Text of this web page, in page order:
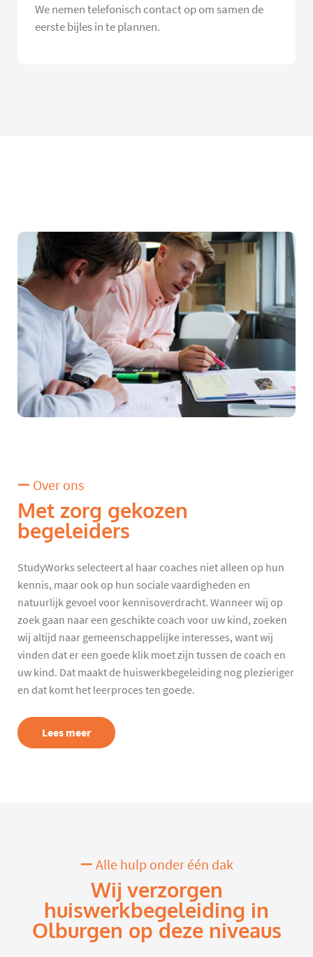
We nemen telefonisch contact op om samen de
eerste bijles in te plannen.
Over ons
Met zorg gekozen
begeleiders
StudyWorks selecteert al haar coaches niet alleen op hun
kennis, maar ook op hun sociale vaardigheden en
natuurlijk gevoel voor kennisoverdracht. Wanneer wij op
zoek gaan naar een geschikte coach voor uw kind, zoeken
wij altijd naar gemeenschappelijke interesses, want wij
vinden dat er een goede klik moet zijn tussen de coach en
uw kind. Dat maakt de huiswerkbegeleiding nog plezieriger
en dat komt het leerproces ten goede.
Lees meer
Alle hulp onder één dak
Wij verzorgen
huiswerkbegeleiding in
Olburgen op deze niveaus